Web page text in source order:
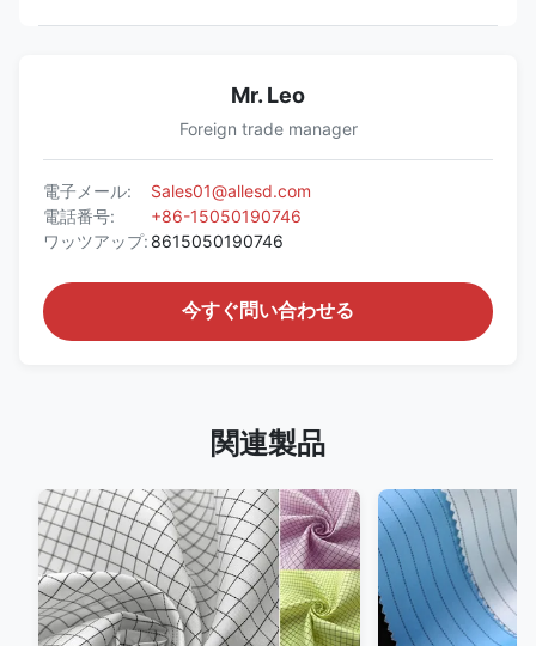
Mr. Leo
Foreign trade manager
電子メール:
Sales01@allesd.com
電話番号:
+86-15050190746
ワッツアップ: 8615050190746
今すぐ問い合わせる
関連製品